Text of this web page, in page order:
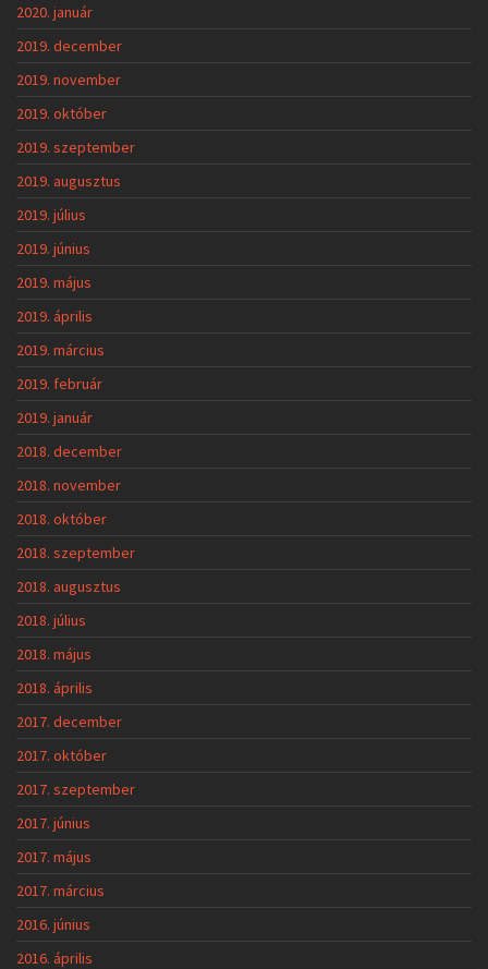
2020. január
2019. december
2019. november
2019. október
2019. szeptember
2019. augusztus
2019. július
2019. június
2019. május
2019. április
2019. március
2019. február
2019. január
2018. december
2018. november
2018. október
2018. szeptember
2018. augusztus
2018. július
2018. május
2018. április
2017. december
2017. október
2017. szeptember
2017. június
2017. május
2017. március
2016. június
2016. április